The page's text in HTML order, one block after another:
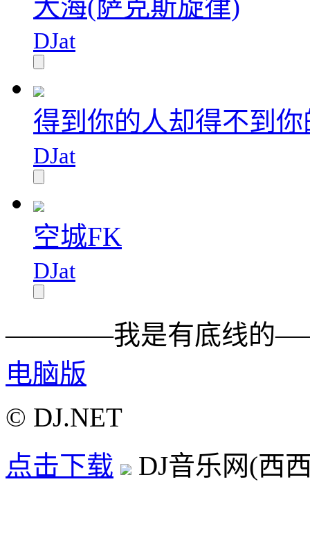
大海(萨克斯旋律)
DJat
得到你的人却得不到你
DJat
空城FK
DJat
————我是有底线
电脑版
© DJ.NET
点击下载
DJ音乐网(西